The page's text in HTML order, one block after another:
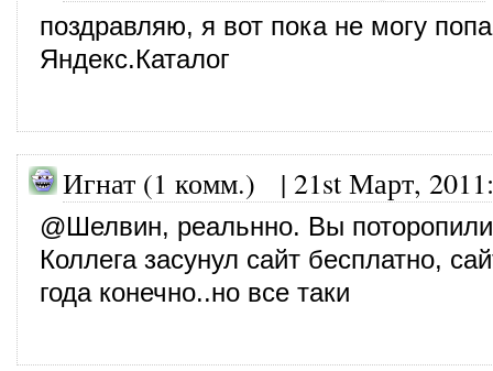
поздравляю, я вот пока не могу
Яндекс.Каталог
Игнат (1 комм.) | 21st Март, 2011:
@Шелвин, реальнно. Вы
Коллега засунул сайт бесплатно,
года конечно..но все таки